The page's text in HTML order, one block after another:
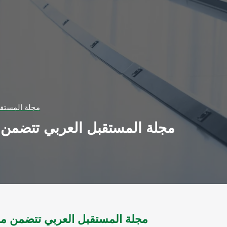
مجلة المستقبل
مجلة المستقبل العربي تتضمن